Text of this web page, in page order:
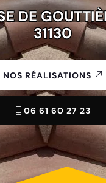
DE
31130
NOS RÉALISATIONS
06 61 60 27 23